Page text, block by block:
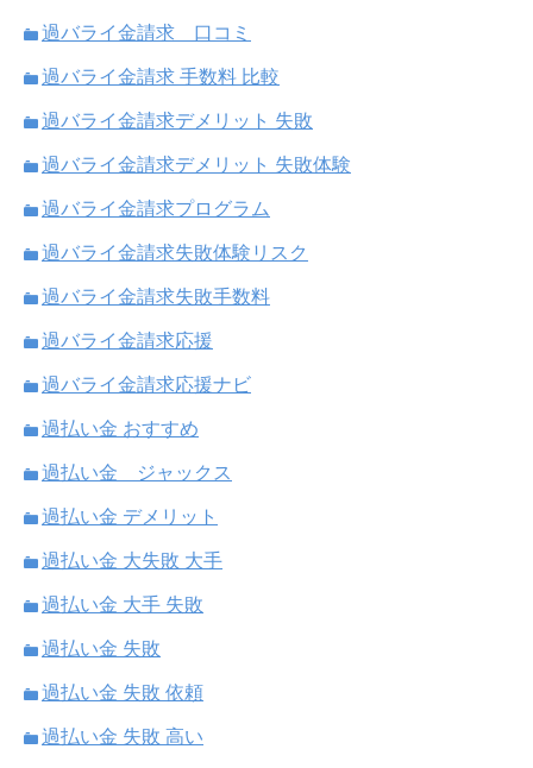
過バライ金請求 口コミ
過バライ金請求 手数料 比較
過バライ金請求デメリット 失敗
過バライ金請求デメリット 失敗体験
過バライ金請求プログラム
過バライ金請求失敗体験リスク
過バライ金請求失敗手数料
過バライ金請求応援
過バライ金請求応援ナビ
過払い金 おすすめ
過払い金 ジャックス
過払い金 デメリット
過払い金 大失敗 大手
過払い金 大手 失敗
過払い金 失敗
過払い金 失敗 依頼
過払い金 失敗 高い